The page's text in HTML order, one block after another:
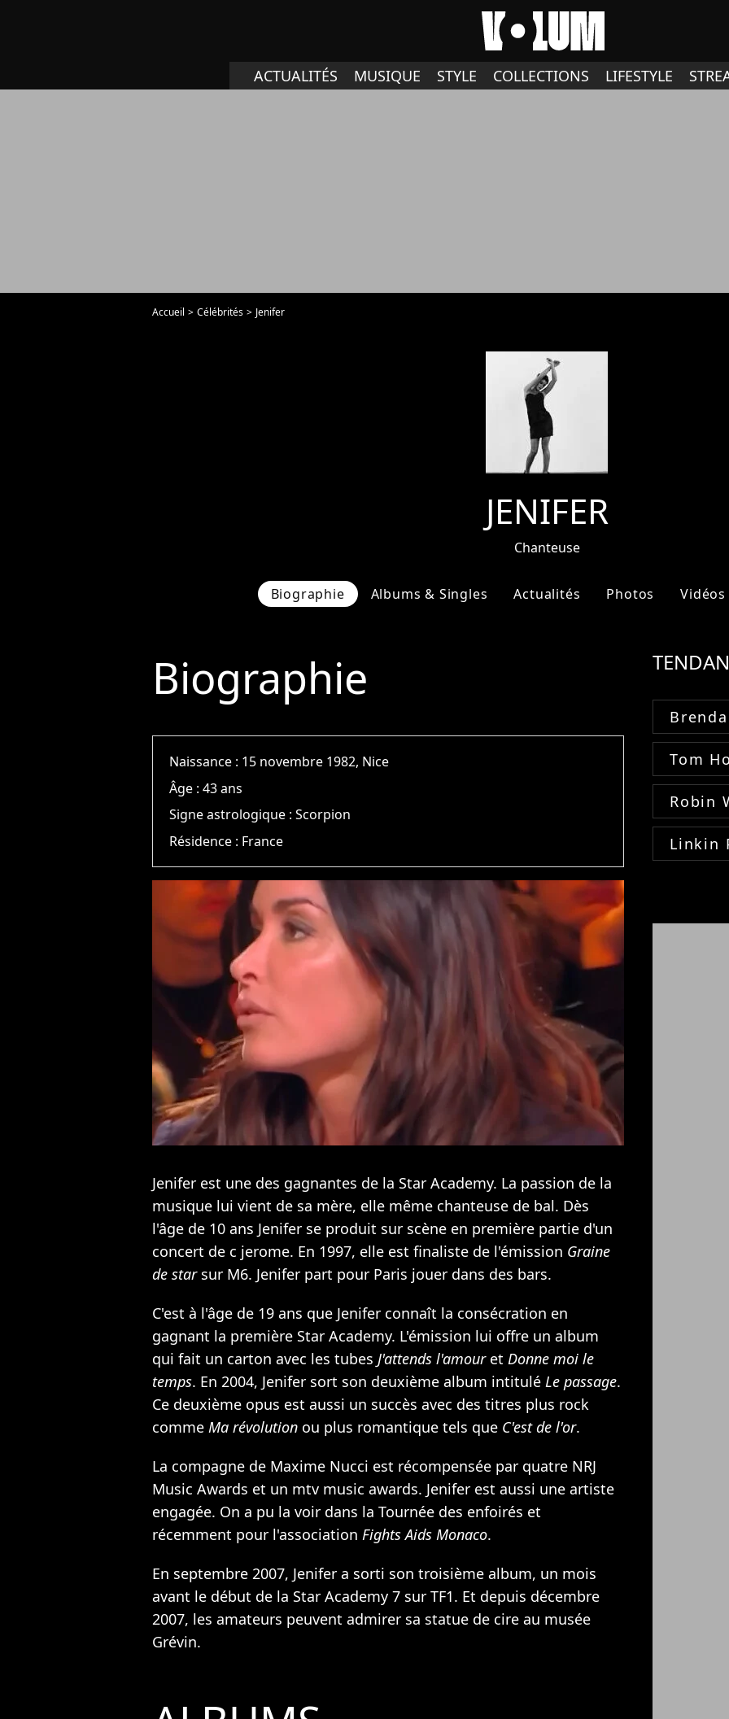
ACTUALITÉS MUSIQUE STYLE COLLECTIONS LIFESTYLE
Accueil Célébrités Jenifer
JENIFER
Chanteuse
Biographie Albums & Singles Actualités Photos Vidéos
Biographie
Naissance : 15 novembre 1982, Nice
Âge :43 ans
Signe astrologique :Scorpion
Résidence : France
Jenifer est une des gagnantes de la Star Academy. La passion de la
musique lui vient de sa mère, elle même chanteuse de bal. Dès
l'âge de 10 ans Jenifer se produit sur scène en première partie d'un
concert de c jerome. En 1997, elle est finaliste de l'émission Graine
de starsur M6. Jenifer part pour Paris jouer dans des bars.
C'est à l'âge de 19 ans que Jenifer connaît la consécration en
gagnant la première Star Academy. L'émission lui offre un album
qui fait un carton avec les tubes J'attends l'amouret Donne moi le
temps. En 2004, Jenifer sort son deuxième album intitulé Le passage.
Ce deuxième opus est aussi un succès avec des titres plus rock
comme Ma révolution ou plus romantique tels que C'est de l'or.
La compagne de Maxime Nucci est récompensée par quatre NRJ
Music Awards et un mtv music awards. Jenifer est aussi une artiste
engagée. On a pu la voir dans la Tournée des enfoirés et
récemment pour l'association Fights Aids Monaco.
En septembre 2007, Jenifer a sorti son troisième album, un mois
avant le début de la Star Academy 7 sur TF1. Et depuis décembre
2007, les amateurs peuvent admirer sa statue de cire au musée
Grévin.
Tom
Robin
Linkin